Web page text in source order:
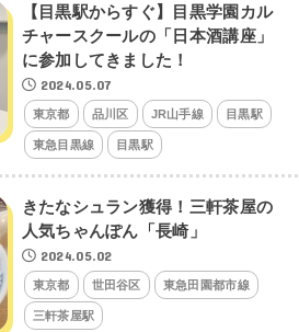
【目黒駅からすぐ】目黒学園カル
チャースクールの「日本酒講座」
に参加してきました！
2024.05.07
東京都 品川区 JR山手線 目黒駅
東急目黒線 目黒駅
きたなシュラン獲得！三軒茶屋の
人気ちゃんぽん「長崎」
2024.05.02
東京都 世田谷区 東急田園都市線
三軒茶屋駅